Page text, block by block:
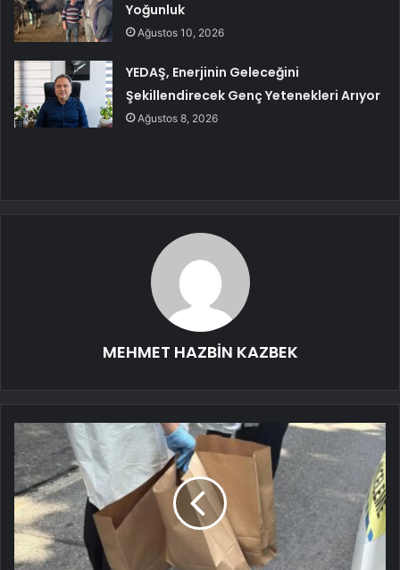
Yoğunluk
Ağustos 10, 2026
YEDAŞ, Enerjinin Geleceğini
Şekillendirecek Genç Yetenekleri Arıyor
Ağustos 8, 2026
MEHMET HAZBİN KAZBEK